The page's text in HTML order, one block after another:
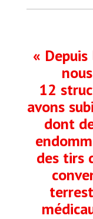
«
12
avons
dont
des tirs